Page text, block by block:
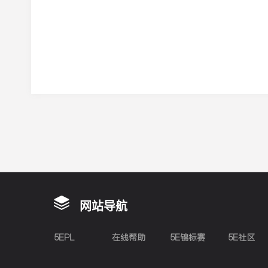
网站导航
5EPL 在线帮助 5E锦标赛 5E社区